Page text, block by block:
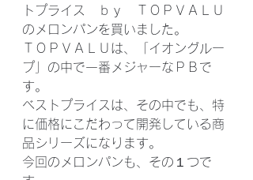
トプライス　ｂｙ　ＴＯＰＶＡＬＵ
のメロンパンを買いました。
ＴＯＰＶＡＬＵは、「イオングルー
プ」の中で一番メジャーなＰＢで
す。
ベストプライスは、その中でも、特
に価格にこだわって開発している商
品シリーズになります。
今回のメロンパンも、その１つで